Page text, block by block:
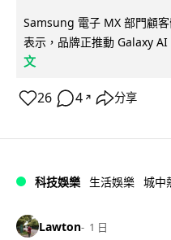
Samsung 電子 MX 部門顧
表示，品牌正推動 Galaxy
文
26 4 ↗ 分享
科技娛樂 生活娛樂 城中
Lawton 1 日